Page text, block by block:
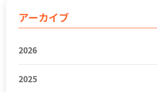
アーカイブ
2026
2025